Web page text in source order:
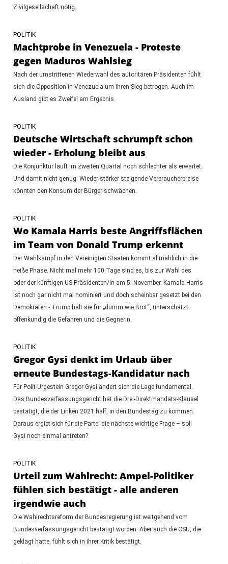
Zivilgesellschaft nötig.
POLITIK
Machtprobe in Venezuela - Proteste
gegen Maduros Wahlsieg
Nach der umstrittenen Wiederwahl des autoritären Präsidenten fühlt
sich die Opposition in Venezuela um ihren Sieg betrogen. Auch im
Ausland gibt es Zweifel am Ergebnis.
POLITIK
Deutsche Wirtschaft schrumpft schon
wieder - Erholung bleibt aus
Die Konjunktur läuft im zweiten Quartal noch schlechter als erwartet.
Und damit nicht genug: Wieder stärker steigende Verbraucherpreise
könnten den Konsum der Bürger schwächen.
POLITIK
Wo Kamala Harris beste Angriffsflächen
im Team von Donald Trump erkennt
Der Wahlkampf in den Vereinigten Staaten kommt allmählich in die
heiße Phase. Nicht mal mehr 100 Tage sind es, bis zur Wahl des
oder der künftigen US-Präsidenten/in am 5. November. Kamala Harris
ist noch gar nicht mal nominiert und doch scheinbar gesetzt bei den
Demokraten - Trump hält sie für „dumm wie Brot“, unterschätzt
offenkundig die Gefahren und die Gegnerin.
POLITIK
Gregor Gysi denkt im Urlaub über
erneute Bundestags-Kandidatur nach
Für Polit-Urgestein Gregor Gysi ändert sich die Lage fundamental.
Das Bundesverfassungsgericht hat die Drei-Direktmandats-Klausel
bestätigt, die der Linken 2021 half, in den Bundestag zu kommen.
Daraus ergibt sich für die Partei die nächste wichtige Frage – soll
Gysi noch einmal antreten?
POLITIK
Urteil zum Wahlrecht: Ampel-Politiker
fühlen sich bestätigt - alle anderen
irgendwie auch
Die Wahlrechtsreform der Bundesregierung ist weitgehend vom
Bundesverfassungsgericht bestätigt worden. Aber auch die CSU, die
geklagt hatte, fühlt sich in ihrer Kritik bestätigt.